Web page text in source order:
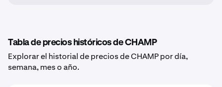
Tabla de precios históricos de CHAMP
Explorar el historial de precios de CHAMP por día,
semana, mes o año.